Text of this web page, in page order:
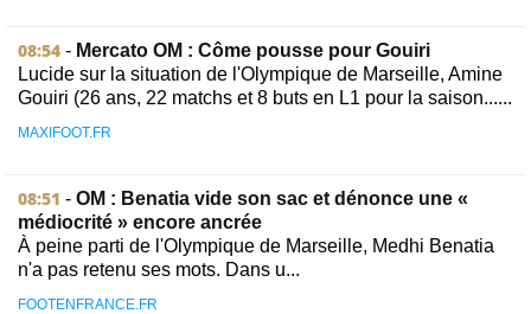
08:54 - Mercato OM : Côme pousse pour Gouiri
Lucide sur la situation de l'Olympique de Marseille, Amine
Gouiri (26 ans, 22 matchs et 8 buts en L1 pour la saison......
MAXIFOOT.FR
08:51 - OM : Benatia vide son sac et dénonce une «
médiocrité » encore ancrée
À peine parti de l'Olympique de Marseille, Medhi Benatia
n'a pas retenu ses mots. Dans u...
FOOTENFRANCE.FR